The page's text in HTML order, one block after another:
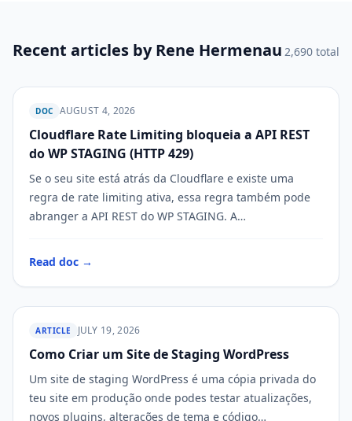
Recent articles by Rene Hermenau 2,690 total
WP STAGING
DOC AUGUST 4, 2026
Cloudflare Rate Limiting bloqueia a API REST
do WP STAGING (HTTP 429)
Se o seu site está atrás da Cloudflare e existe uma
regra de rate limiting ativa, essa regra também pode
abranger a API REST do WP STAGING. A…
Read doc →
WP STAGING
ARTICLE JULY 19, 2026
Como Criar um Site de Staging WordPress
Um site de staging WordPress é uma cópia privada do
teu site em produção onde podes testar atualizações,
novos plugins, alterações de tema e código